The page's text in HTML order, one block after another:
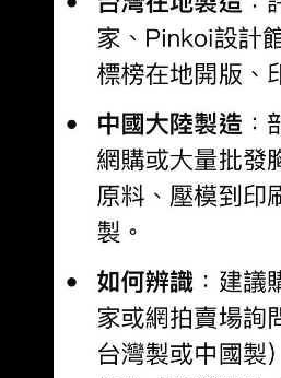
入境，吸引更多陸客前往
遊的台灣人興起別上「我
區別。另外，「我是台灣
「會不會精神分裂？」「
口號！」 南韓境內的大